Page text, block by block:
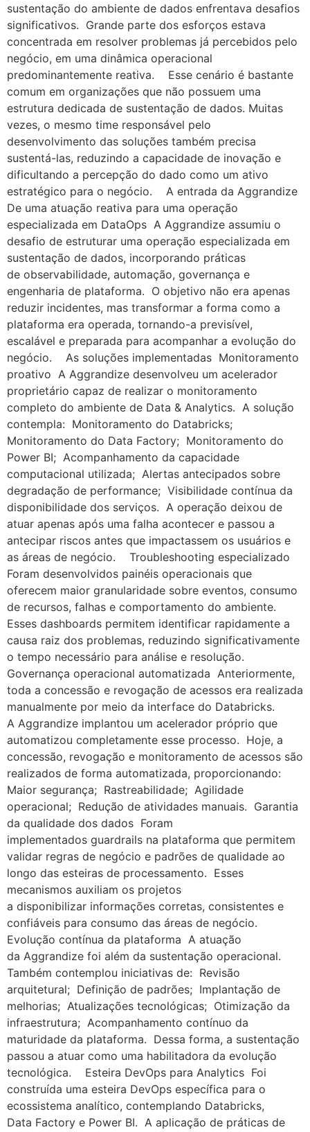
sustentação do ambiente de dados enfrentava desafios
significativos. Grande parte dos esforços estava
concentrada em resolver problemas já percebidos pelo
negócio, em uma dinâmica operacional
predominantemente reativa. Esse cenário é bastante
comum em organizações que não possuem uma
estrutura dedicada de sustentação de dados. Muitas
vezes, o mesmo time responsável pelo
desenvolvimento das soluções também precisa
sustentá-las, reduzindo a capacidade de inovação e
dificultando a percepção do dado como um ativo
estratégico para o negócio. A entrada da Aggrandize
De uma atuação reativa para uma operação
especializada em DataOps A Aggrandize assumiu o
desafio de estruturar uma operação especializada em
sustentação de dados, incorporando práticas
de observabilidade, automação, governança e
engenharia de plataforma. O objetivo não era apenas
reduzir incidentes, mas transformar a forma como a
plataforma era operada, tornando-a previsível,
escalável e preparada para acompanhar a evolução do
negócio. As soluções implementadas Monitoramento
proativo A Aggrandize desenvolveu um acelerador
proprietário capaz de realizar o monitoramento
completo do ambiente de Data & Analytics. A solução
contempla: Monitoramento do Databricks;
Monitoramento do Data Factory; Monitoramento do
Power BI; Acompanhamento da capacidade
computacional utilizada; Alertas antecipados sobre
degradação de performance; Visibilidade contínua da
disponibilidade dos serviços. A operação deixou de
atuar apenas após uma falha acontecer e passou a
antecipar riscos antes que impactassem os usuários e
as áreas de negócio. Troubleshooting especializado
Foram desenvolvidos painéis operacionais que
oferecem maior granularidade sobre eventos, consumo
de recursos, falhas e comportamento do ambiente.
Esses dashboards permitem identificar rapidamente a
causa raiz dos problemas, reduzindo significativamente
o tempo necessário para análise e resolução.
Governança operacional automatizada Anteriormente,
toda a concessão e revogação de acessos era realizada
manualmente por meio da interface do Databricks.
A Aggrandize implantou um acelerador próprio que
automatizou completamente esse processo. Hoje, a
concessão, revogação e monitoramento de acessos são
realizados de forma automatizada, proporcionando:
Maior segurança; Rastreabilidade; Agilidade
operacional; Redução de atividades manuais. Garantia
da qualidade dos dados Foram
implementados guardrails na plataforma que permitem
validar regras de negócio e padrões de qualidade ao
longo das esteiras de processamento. Esses
mecanismos auxiliam os projetos
a disponibilizar informações corretas, consistentes e
confiáveis para consumo das áreas de negócio.
Evolução contínua da plataforma A atuação
da Aggrandize foi além da sustentação operacional.
Também contemplou iniciativas de: Revisão
arquitetural; Definição de padrões; Implantação de
melhorias; Atualizações tecnológicas; Otimização da
infraestrutura; Acompanhamento contínuo da
maturidade da plataforma. Dessa forma, a sustentação
passou a atuar como uma habilitadora da evolução
tecnológica. Esteira DevOps para Analytics Foi
construída uma esteira DevOps específica para o
ecossistema analítico, contemplando Databricks,
Data Factory e Power BI. A aplicação de práticas de